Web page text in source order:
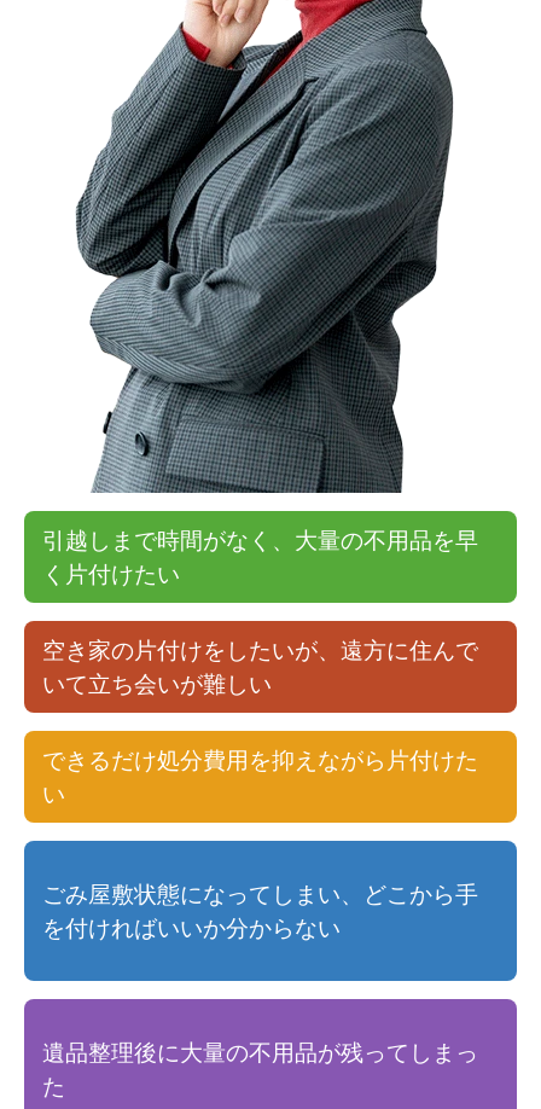
引越しまで時間がなく、大量の不用品を早
く片付けたい
空き家の片付けをしたいが、遠方に住んで
いて立ち会いが難しい
できるだけ処分費用を抑えながら片付けた
い
ごみ屋敷状態になってしまい、どこから手
を付ければいいか分からない
遺品整理後に大量の不用品が残ってしまっ
た